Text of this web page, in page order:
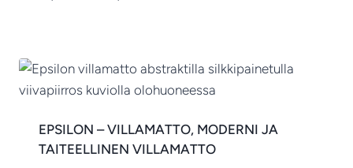
EPSILON – VILLAMATTO, MODERNI JA
TAITEELLINEN VILLAMATTO